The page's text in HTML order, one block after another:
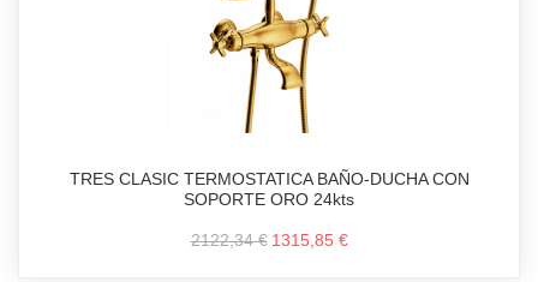
TRES CLASIC TERMOSTATICA BAÑO-DUCHA CON
SOPORTE ORO 24kts
2122,34 € 1315,85 €